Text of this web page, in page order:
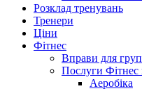
Розклад тренувань
Тренери
Ціни
Фітнес
Вправи для груп
Послуги Фітнес
Аеробіка